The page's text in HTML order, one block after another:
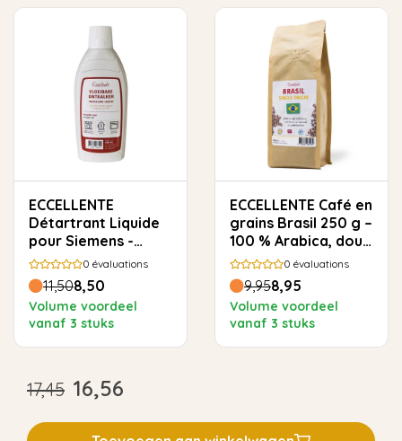
ECCELLENTE
Détartrant Liquide
pour Siemens -
500ml
0 évaluations
11,508,50
Volume voordeel
vanaf 3 stuks
ECCELLENTE Café en
grains Brasil 250 g –
100 % Arabica, doux
et rond 0 évaluations
9,958,95
Volume voordeel
vanaf 3 stuks
17,45 16,56